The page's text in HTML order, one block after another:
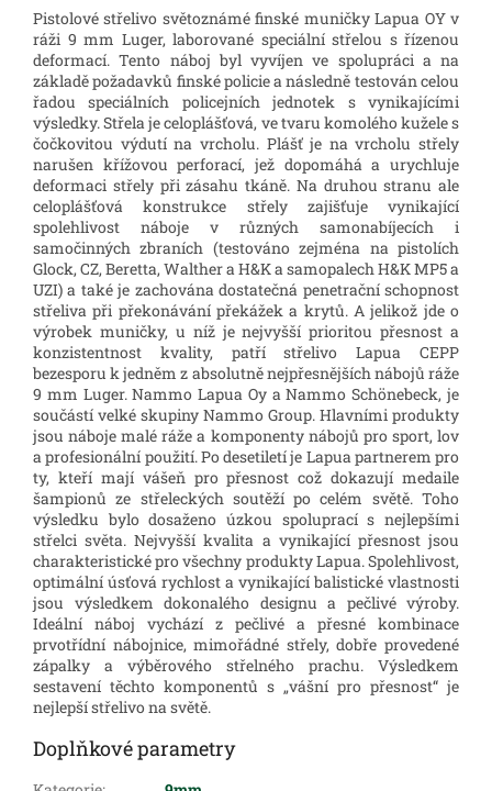
Pistolové střelivo světoznámé finské muničky Lapua OY v
ráži 9 mm Luger, laborované speciální střelou s řízenou
deformací. Tento náboj byl vyvíjen ve spolupráci a na
základě požadavků finské policie a následně testován celou
řadou speciálních policejních jednotek s vynikajícími
výsledky. Střela je celoplášťová, ve tvaru komolého kužele s
čočkovitou výdutí na vrcholu. Plášť je na vrcholu střely
narušen křížovou perforací, jež dopomáhá a urychluje
deformaci střely při zásahu tkáně. Na druhou stranu ale
celoplášťová konstrukce střely zajišťuje vynikající
spolehlivost náboje v různých samonabíjecích i
samočinných zbraních (testováno zejména na pistolích
Glock, CZ, Beretta, Walther a H&K a samopalech H&K MP5 a
UZI) a také je zachována dostatečná penetrační schopnost
střeliva při překonávání překážek a krytů. A jelikož jde o
výrobek muničky, u níž je nejvyšší prioritou přesnost a
konzistentnost kvality, patří střelivo Lapua CEPP
bezesporu k jedněm z absolutně nejpřesnějších nábojů ráže
9 mm Luger. Nammo Lapua Oy a Nammo Schönebeck, je
součástí velké skupiny Nammo Group. Hlavními produkty
jsou náboje malé ráže a komponenty nábojů pro sport, lov
a profesionální použití. Po desetiletí je Lapua partnerem pro
ty, kteří mají vášeň pro přesnost což dokazují medaile
šampionů ze střeleckých soutěží po celém světě. Toho
výsledku bylo dosaženo úzkou spoluprací s nejlepšími
střelci světa. Nejvyšší kvalita a vynikající přesnost jsou
charakteristické pro všechny produkty Lapua. Spolehlivost,
optimální úsťová rychlost a vynikající balistické vlastnosti
jsou výsledkem dokonalého designu a pečlivé výroby.
Ideální náboj vychází z pečlivé a přesné kombinace
prvotřídní nábojnice, mimořádné střely, dobře provedené
zápalky a výběrového střelného prachu. Výsledkem
sestavení těchto komponentů s „vášní pro přesnost“ je
nejlepší střelivo na světě.
Doplňkové parametry